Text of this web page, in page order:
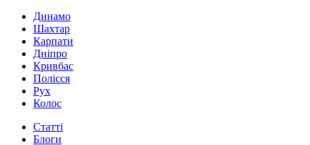
Динамо
Шахтар
Карпати
Дніпро
Кривбас
Полісся
Рух
Колос
Статті
Блоги